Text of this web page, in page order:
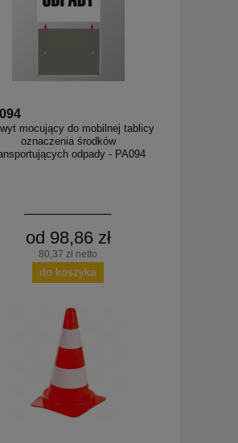
mocujący do mobilnej tablicy
oznaczenia środków
odpady - PA094
od 98,86 zł
80,37 zł netto
do koszyka